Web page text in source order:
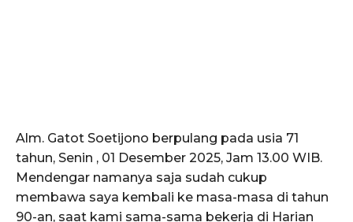
Alm. Gatot Soetijono berpulang pada usia 71
tahun, Senin , 01 Desember 2025, Jam 13.00 WIB.
Mendengar namanya saja sudah cukup
membawa saya kembali ke masa-masa di tahun
90-an, saat kami sama-sama bekerja di Harian